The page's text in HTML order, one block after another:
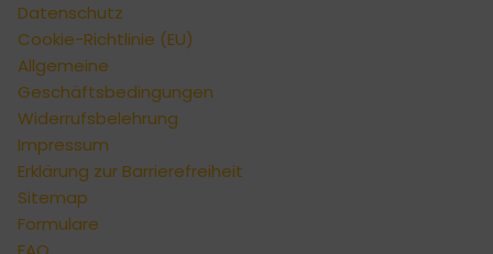
Datenschutz
Cookie-Richtlinie (EU)
Allgemeine
Geschäftsbedingungen
Widerrufsbelehrung
Impressum
Erklärung zur Barrierefreiheit
Sitemap
Formulare